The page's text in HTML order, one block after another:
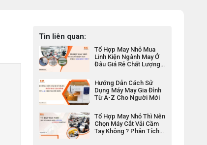
Tin liên quan:
Tổ Hợp May Nhỏ Mua
Linh Kiện Ngành May Ở
Đâu Giá Rẻ Chất Lượng
Hướng Dẫn Cách Sử
Dụng Máy May Gia Đình
Từ A-Z Cho Người Mới
Tổ Hợp May Nhỏ Thì Nên
Chọn Máy Cắt Vải Cầm
Tay Không ? Phân Tích